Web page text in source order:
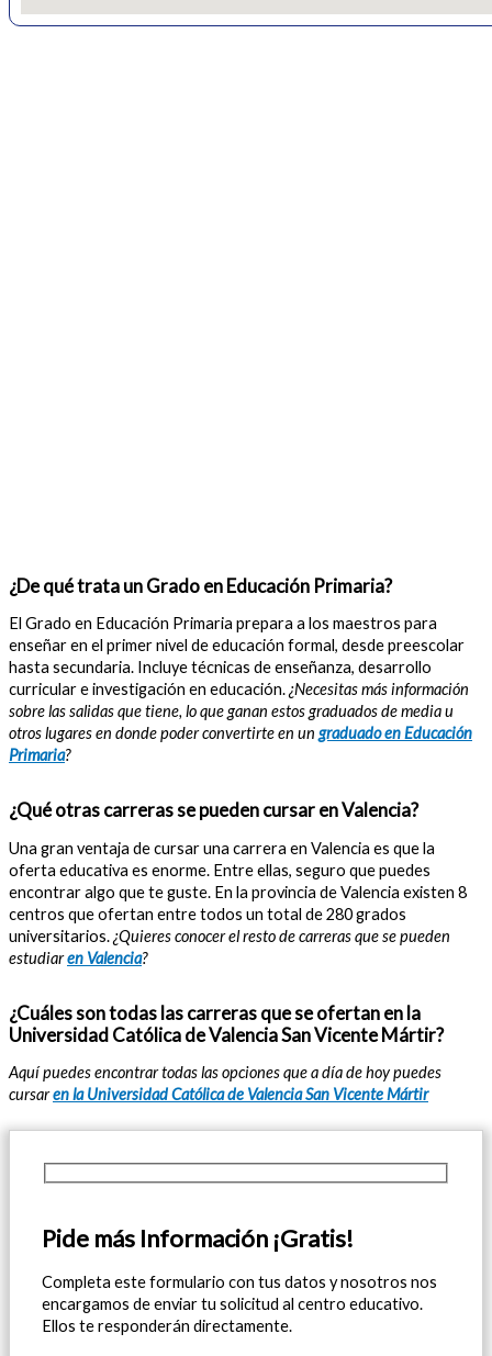
¿De qué trata un Grado en Educación Primaria?
El Grado en Educación Primaria prepara a los maestros para
enseñar en el primer nivel de educación formal, desde preescolar
hasta secundaria. Incluye técnicas de enseñanza, desarrollo
curricular e investigación en educación.¿Necesitas más información
sobre las salidas que tiene, lo que ganan estos graduados de media u
otros lugares en donde poder convertirte en un graduado en Educación
Primaria?
¿Qué otras carreras se pueden cursar en Valencia?
Una gran ventaja de cursar una carrera en Valencia es que la
oferta educativa es enorme. Entre ellas, seguro que puedes
encontrar algo que te guste. En la provincia de Valencia existen 8
centros que ofertan entre todos un total de 280 grados
universitarios.¿Quieres conocer el resto de carreras que se pueden
estudiaren Valencia?
¿Cuáles son todas las carreras que se ofertan en la
Universidad Católica de Valencia San Vicente Mártir?
Aquí puedes encontrar todas las opciones que a día de hoy puedes
cursaren la Universidad Católica de Valencia San Vicente Mártir
Pide más Información ¡Gratis!
Completa este formulario con tus datos y nosotros nos
encargamos de enviar tu solicitud al centro educativo.
Ellos te responderán directamente.